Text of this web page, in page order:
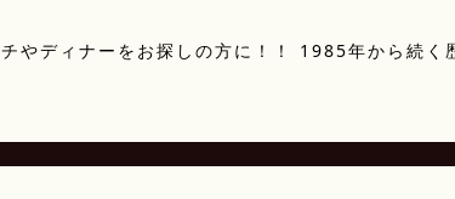
やディナーをお探しの方に！！ 1985年から続く